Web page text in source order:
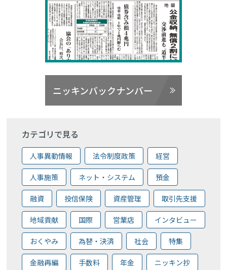
ニッキンバックナンバー
カテゴリで見る
人事異動情報 法令制度政策 経営
人事施策 ネット・システム 預金
融資 投信保険 資産管理 取引先支援
地域貢献 国際 営業店 インタビュー
おくやみ 為替・決済 社会 特集
金融再編 手数料 年金 ニッキン抄